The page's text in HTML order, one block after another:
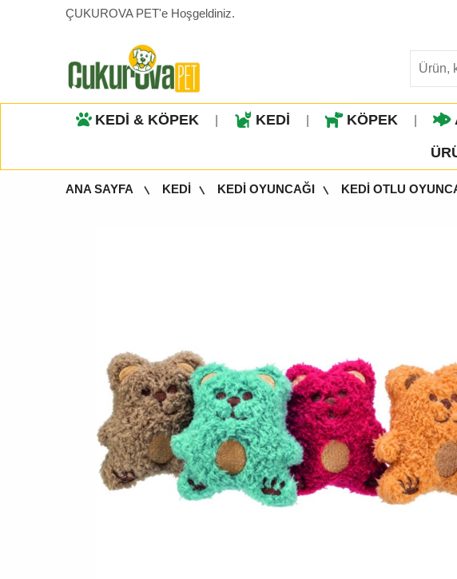
ÇUKUROVA PET'e Hoşgeldiniz.
KEDİ & KÖPEK KEDİ KÖPEK
ANA SAYFA KEDİ KEDİ OYUNCAĞI KEDİ OTLU